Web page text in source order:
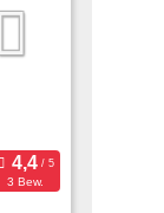
3 Bew.